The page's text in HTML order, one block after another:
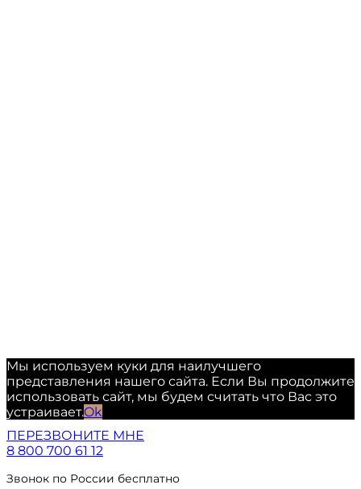
Мы используем куки для наилучшего
представления нашего сайта. Если Вы продолжите
использовать сайт, мы будем считать что Вас это
устраивает.Ok
ПЕРЕЗВОНИТЕ МНЕ
8 800 700 61 12
Звонок по России бесплатно